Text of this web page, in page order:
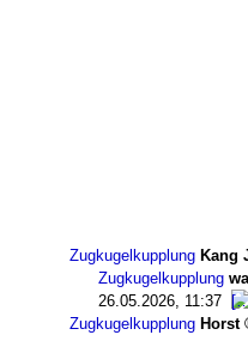
Zugkugelkupplung Kang
Zugkugelkupplung
26.05.2026, 11:37
Zugkugelkupplung Horst